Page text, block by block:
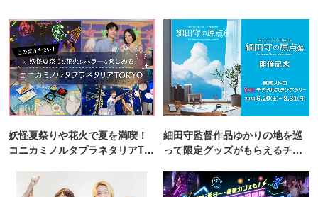
妖怪夏祭りや花火で夏を満喫！
コニカミノルタプラネタリアTO
細田守監督作品ゆかりの地を巡
って限定グッズがもらえるチャ